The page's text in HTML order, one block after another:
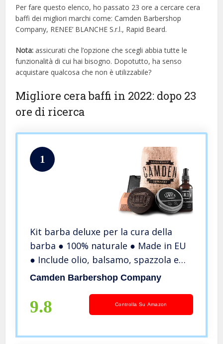
Per fare questo elenco, ho passato 23 ore a cercare cera
baffi dei migliori marchi come: Camden Barbershop
Company, RENEE’ BLANCHE S.r.l., Rapid Beard.
Nota: assicurati che l’opzione che scegli abbia tutte le
funzionalità di cui hai bisogno. Dopotutto, ha senso
acquistare qualcosa che non è utilizzabile?
Migliore cera baffi in 2022: dopo 23
ore di ricerca
1
Kit barba deluxe per la cura della
barba ● 100% naturale ● Made in EU
● Include olio, balsamo, spazzola e
pettine per la cura della barba ● Set
Barbershop Company
Camden Barbershop Company
9.8 Controlla Su Amazon